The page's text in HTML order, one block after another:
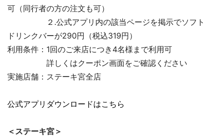
可（同行者の方の注文も可）
２.公式アプリ内の該当ページを掲示でソフト
ドリンクバーが290円（税込319円）
利用条件：1回のご来店につき4名様まで利用可
詳しくはクーポン画面をご確認ください
実施店舗：ステーキ宮全店
公式アプリダウンロードはこちら
＜ステーキ宮＞